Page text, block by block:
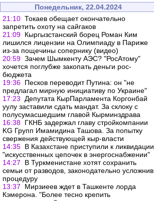
Понедельник, 22.04.2024
21:10 Токаев обещает окончательно
запретить охоту на сайгаков
21:09 Кыргызстанский борец Роман Ким
лишился лицензии на Олимпиаду в Париже
из-за пощечины сопернику (видео)
20:59 Зачем Шымкенту АЭС? "РосАтому"
хочется поглубже закопать деньги рос-
бюджета
19:36 Песков переводит Путина: он "не
предлагал мирную инициативу по Украине"
17:23
Депутата КырПарламента Коргонбай
уулу заставили сдать мандат. За склоку с
полусумасшедшим главой Кырминздрава
16:38 ГКНБ задержал главу стройкомпании
KG Групп Имамидина Ташова. За попытку
свержения действующей кыр-власти
14:35 В Казахстане приступили к ликвидации
"искусственных цепочек в энергоснабжении"
14:27
В Туркменистане хотят сохранить
семьи от разводов, законодательно усложнив
процедуру
13:37
Мирзиеев ждет в Ташкенте лорда
Кэмерона. "Более тесно крепить